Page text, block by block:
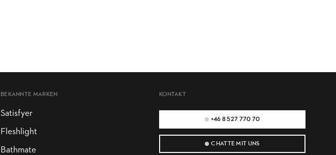
KONTAKT
+46 8 527 770 70
CHATTE MIT UNS
BEKANNTE MARKEN
Satisfyer
Fleshlight
Bathmate